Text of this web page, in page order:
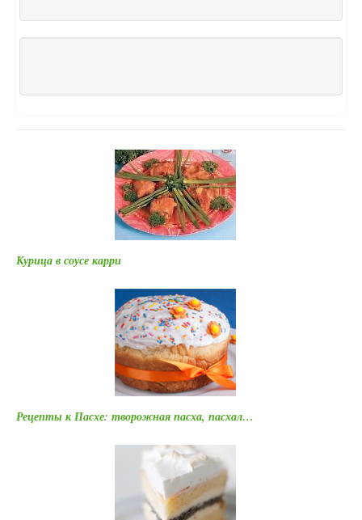
Курица в соусе карри
Рецепты к Пасхе: творожная пасха, пасхал…